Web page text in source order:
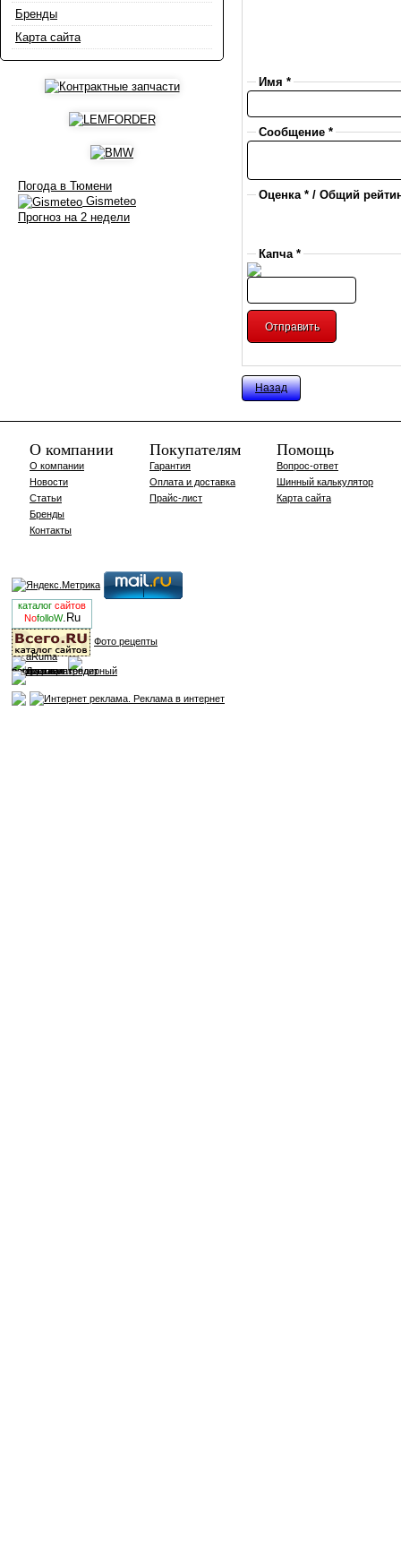
Бренды
Карта сайта
Погода в Тюмени
Gismeteo
Прогноз на 2 недели
Имя *
Сообщение *
Оценка * / Общий
Капча *
Назад
О компании
О компании
Новости
Статьи
Бренды
Контакты
Покупателям
Гарантия
Оплата и доставка
Прайс-лист
Помощь
Вопрос-ответ
Шинный калькулятор
Карта сайта
каталог сайтов
NofolloW.Ru
Фото рецепты